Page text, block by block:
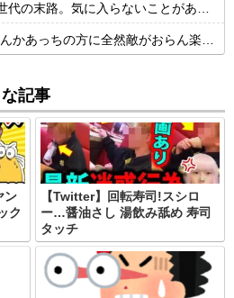
いことがあれば退職代行で即退職!理想の職場を求め続けた結果
ちの方に全然敵がおらん楽園あるらしいで!」
記事
ン
ク
【Twitter】回転寿司!スシロ
ー…醤油さし 湯飲み舐め 寿司
タッチ